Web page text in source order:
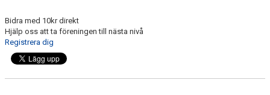
ÅRSAVGIFTER 2025
SPONSORER
Bidra med 10kr direkt
Hjälp oss att ta föreningen till nästa nivå
Registrera dig